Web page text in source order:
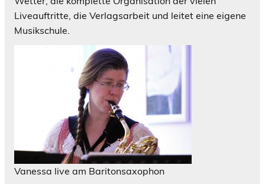
Liveauftritte, die Verlagsarbeit und leitet eine eigene
Musikschule.
Vanessa live am Baritonsaxophon